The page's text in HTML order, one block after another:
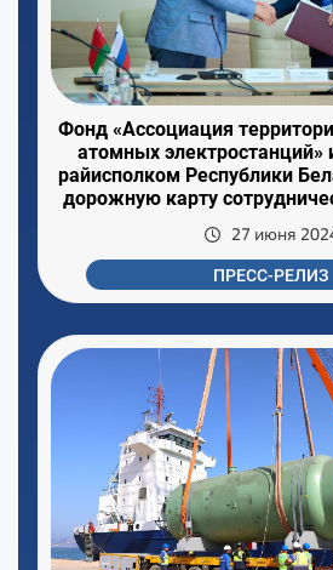
Фонд «Ассоциация
атомных электростанций»
райисполком Республики
дорожную карту
27 июня
ПРЕСС-РЕЛИЗ